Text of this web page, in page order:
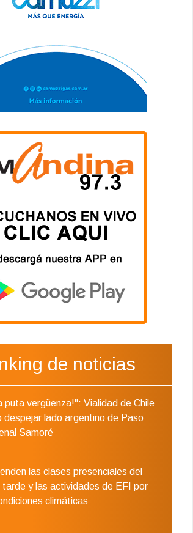
de noticias
puta vergüenza!": Vialidad de Chile
despejar lado argentino de Paso
Samoré
las clases presenciales del
tarde y las actividades de EFI por
climáticas